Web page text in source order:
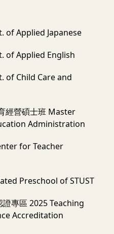
of Applied Japanese
of Applied English
of Child Care and
經營碩士班 Master
Administration
for Teacher
Preschool of STUST
證專區 2025 Teaching
Accreditation